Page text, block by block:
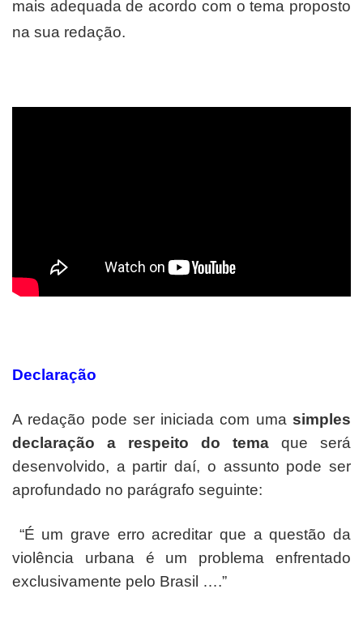
mais adequada de acordo com o tema proposto
na sua redação.
Declaração
A redação pode ser iniciada com uma simples
declaração a respeito do tema que será
desenvolvido, a partir daí, o assunto pode ser
aprofundado no parágrafo seguinte:
“É um grave erro acreditar que a questão da
violência urbana é um problema enfrentado
exclusivamente pelo Brasil ….”